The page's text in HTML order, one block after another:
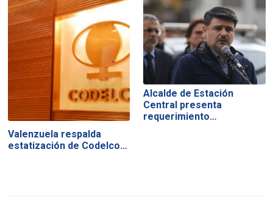
Valenzuela respalda
estatización de Codelco…
Alcalde de Estación
Central presenta
requerimiento…